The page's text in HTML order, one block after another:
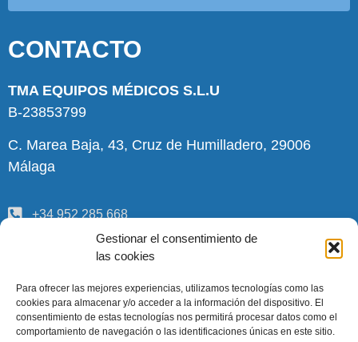
Gestionar el consentimiento de
las cookies
Para ofrecer las mejores experiencias, utilizamos tecnologías como las
cookies para almacenar y/o acceder a la información del dispositivo. El
consentimiento de estas tecnologías nos permitirá procesar datos como el
comportamiento de navegación o las identificaciones únicas en este sitio.
CONTACTO
TMA EQUIPOS MÉDICOS S.L.U
B-23853799
C. Marea Baja, 43, Cruz de Humilladero, 29006
Málaga
+34 952 285 668
pedidos@tmamedica.com
INFORMACIÓN
Quiénes somos